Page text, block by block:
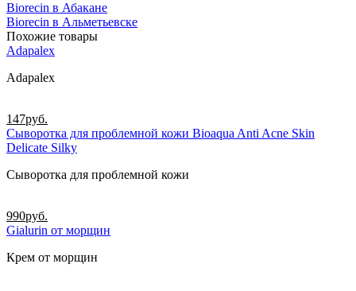
Biorecin в Абакане
Biorecin в Альметьевске
Похожие товары
Adapalex
Adapalex
147руб.
Сыворотка для проблемной кожи Bioaqua Anti Acne Skin
Delicate Silky
Сыворотка для проблемной кожи
990руб.
Gialurin от морщин
Крем от морщин